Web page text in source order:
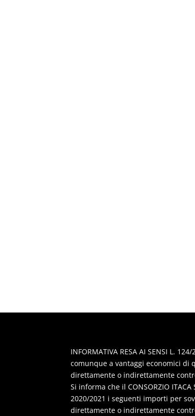
INFORMATIVA RESA AI SENSI L.
comunque a vantaggi economici di
direttamente o indirettamente
Si informa che il CONSORZIO ITACA
2020/2021 i seguenti importi per
direttamente o indirettamente